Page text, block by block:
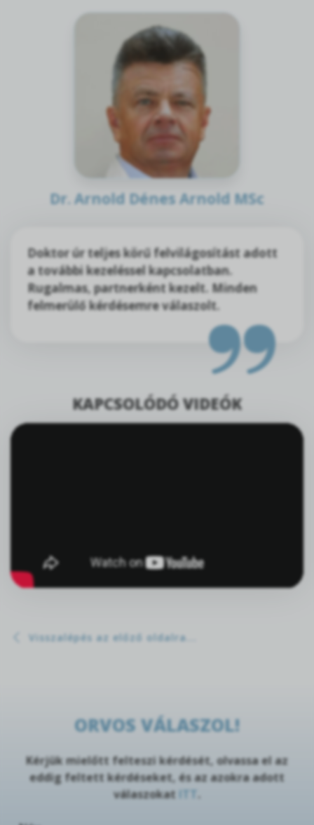
Dr. Arnold Dénes Arnold MSc
Doktor úr teljes körű felvilágosítást adott
a további kezeléssel kapcsolatban.
Rugalmas, partnerként kezelt. Minden
felmerülő kérdésemre válaszolt.
KAPCSOLÓDÓ VIDEÓK
Visszalépés az előző oldalra...
ORVOS VÁLASZOL!
Kérjük mielőtt felteszi kérdését, olvassa el az
eddig feltett kérdéseket, és az azokra adott
válaszokat ITT